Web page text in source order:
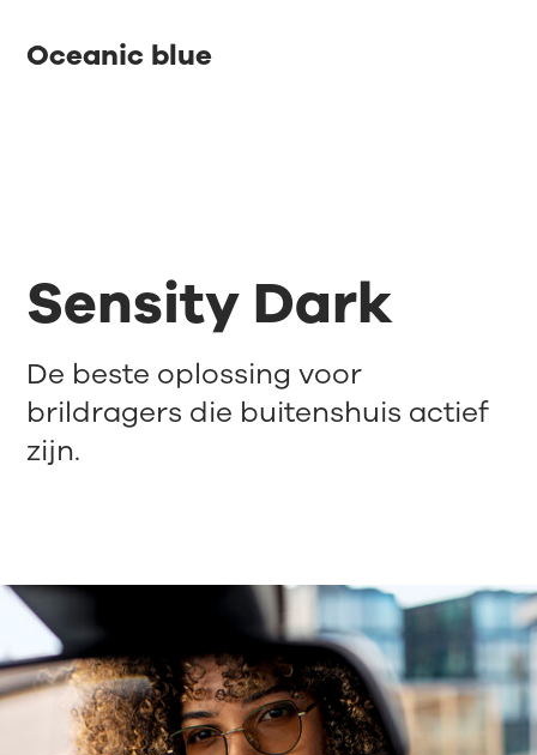
Oceanic blue
Sensity Dark
De beste oplossing voor
brildragers die buitenshuis actief
zijn.